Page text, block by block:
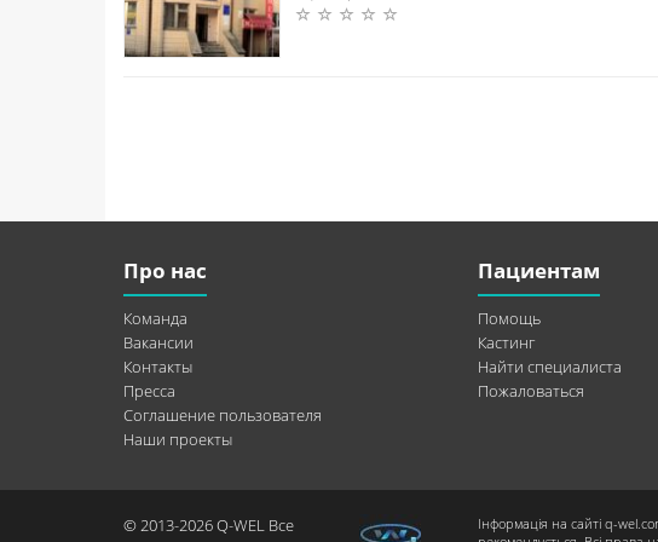
Про нас
Команда
Вакансии
Контакты
Пресса
Соглашение пользователя
Наши проекты
Пациентам
Помощь
Кастинг
Найти специалиста
Пожаловаться
© 2013-2026 Q-WEL Все
Інформація на сайті q-